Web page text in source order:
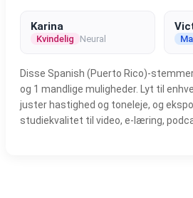
Karina
Kvindelig Neural
Disse Spanish (Puerto Rico)-
og 1 mandlige muligheder. Lyt til
juster hastighed og toneleje, og
studiekvalitet til video, e-læring,